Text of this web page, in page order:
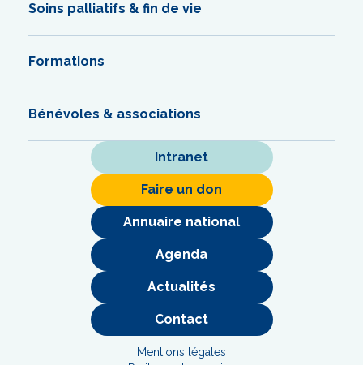
Soins palliatifs & fin de vie
Formations
Bénévoles & associations
Intranet
Faire un don
Annuaire national
Agenda
Actualités
Contact
Mentions légales